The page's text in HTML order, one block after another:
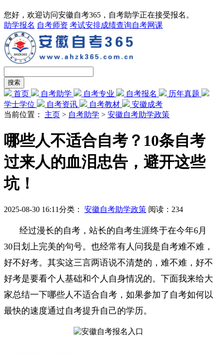
您好，欢迎访问安徽自考365，自考助学正在接受报名。
助学报名 自考师资 考试安排成绩查询自考网课
首页 自考助学 自考专业 自考报名
历年真题
学士学位
自考资讯 自考教材
安徽成考
当前位置： 主页 > 自考助学 > 安徽自考助学政策
哪些人不适合自考？10条自考
过来人的血泪忠告，避开这些
坑！
2025-08-30 16:11分类： 安徽自考助学政策 阅读： 234
经过漫长的自考，站长的自考生涯终于在今年6月
30日划上完美的句号。也经常有人问我是自考难不难，
好不好考。其实这三言两语说不清楚的，难不难，好不
好考是要看个人基础和个人自身情况的。下面我来给大
家总结一下哪些人不适合自考，如果参加了自考如何以
最快的速度通过自考提升自己的学历。